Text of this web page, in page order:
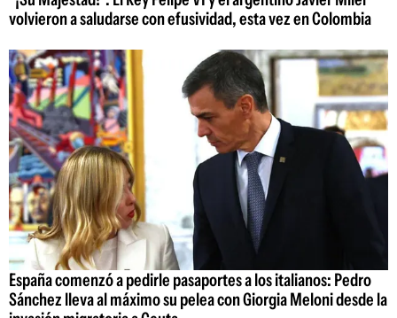
volvieron a saludarse con efusividad, esta vez en Colombia
España comenzó a pedirle pasaportes a los italianos: Pedro
Sánchez lleva al máximo su pelea con Giorgia Meloni desde la